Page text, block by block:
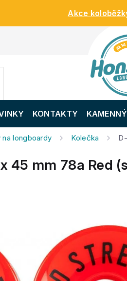
Akce
KONTAKTY
na longboardy Kolečka
45 mm 78a Red